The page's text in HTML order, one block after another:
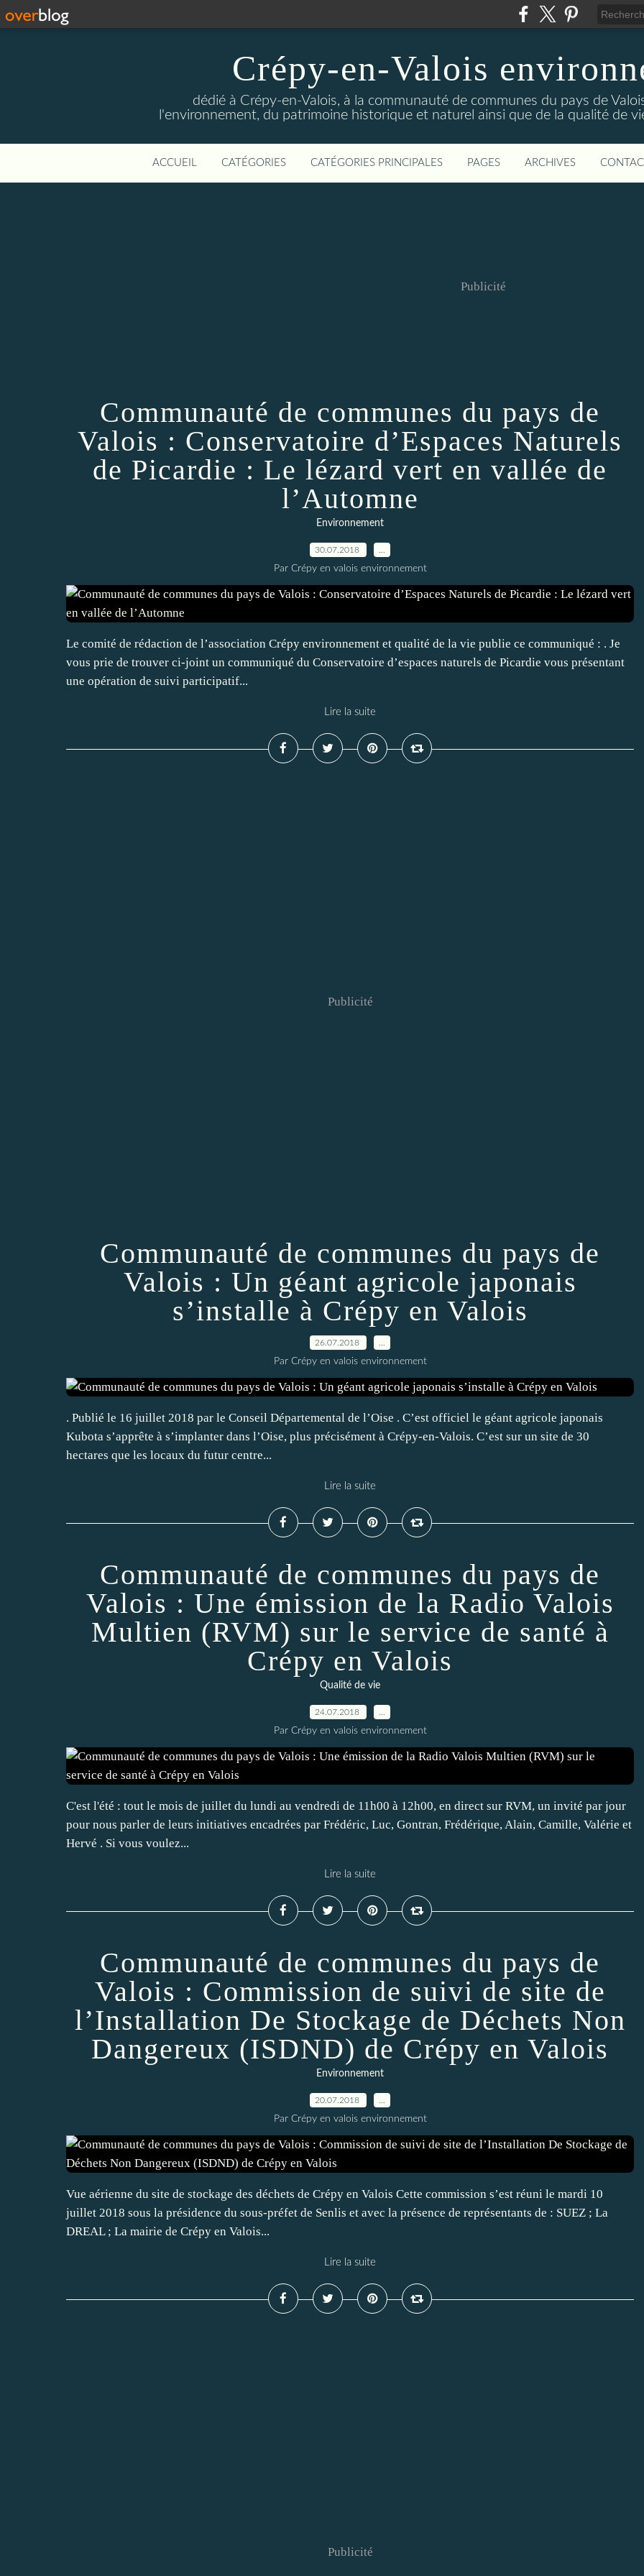
Crépy-en-Valois
dédié à Crépy-en-Valois, à la communauté de communes du pays de
l'environnement, du patrimoine historique et naturel ainsi que de la qualité de
ACCUEIL CATÉGORIES CATÉGORIES PRINCIPALES PAGES ARCHIVES
Publicité
Communauté de communes du pays de
Valois : Conservatoire d’Espaces Naturels
de Picardie : Le lézard vert en vallée de
l’Automne
Environnement
30.07.2018
Par Crépy en valois environnement
Le comité de rédaction de l’association Crépy environnement et qualité de la vie publie ce communiqué : . Je
vous prie de trouver ci-joint un communiqué du Conservatoire d’espaces naturels de Picardie vous présentant
une opération de suivi participatif...
Lire la suite
Publicité
Communauté de communes du pays de
Valois : Un géant agricole japonais
s’installe à Crépy en Valois
26.07.2018
Par Crépy en valois environnement
. Publié le 16 juillet 2018 par le Conseil Départemental de l’Oise . C’est officiel le géant agricole japonais
Kubota s’apprête à s’implanter dans l’Oise, plus précisément à Crépy-en-Valois. C’est sur un site de 30
hectares que les locaux du futur centre...
Lire la suite
Communauté de communes du pays de
Valois : Une émission de la Radio Valois
Multien (RVM) sur le service de santé à
Crépy en Valois
Qualité de vie
24.07.2018
Par Crépy en valois environnement
C'est l'été : tout le mois de juillet du lundi au vendredi de 11h00 à 12h00, en direct sur RVM, un invité par jour
pour nous parler de leurs initiatives encadrées par Frédéric, Luc, Gontran, Frédérique, Alain, Camille, Valérie et
Hervé . Si vous voulez...
Lire la suite
Communauté de communes du pays de
Valois : Commission de suivi de site de
l’Installation De Stockage de Déchets Non
Dangereux (ISDND) de Crépy en Valois
Environnement
20.07.2018
Par Crépy en valois environnement
Vue aérienne du site de stockage des déchets de Crépy en Valois Cette commission s’est réuni le mardi 10
juillet 2018 sous la présidence du sous-préfet de Senlis et avec la présence de représentants de : SUEZ ; La
DREAL ; La mairie de Crépy en Valois...
Lire la suite
Publicité